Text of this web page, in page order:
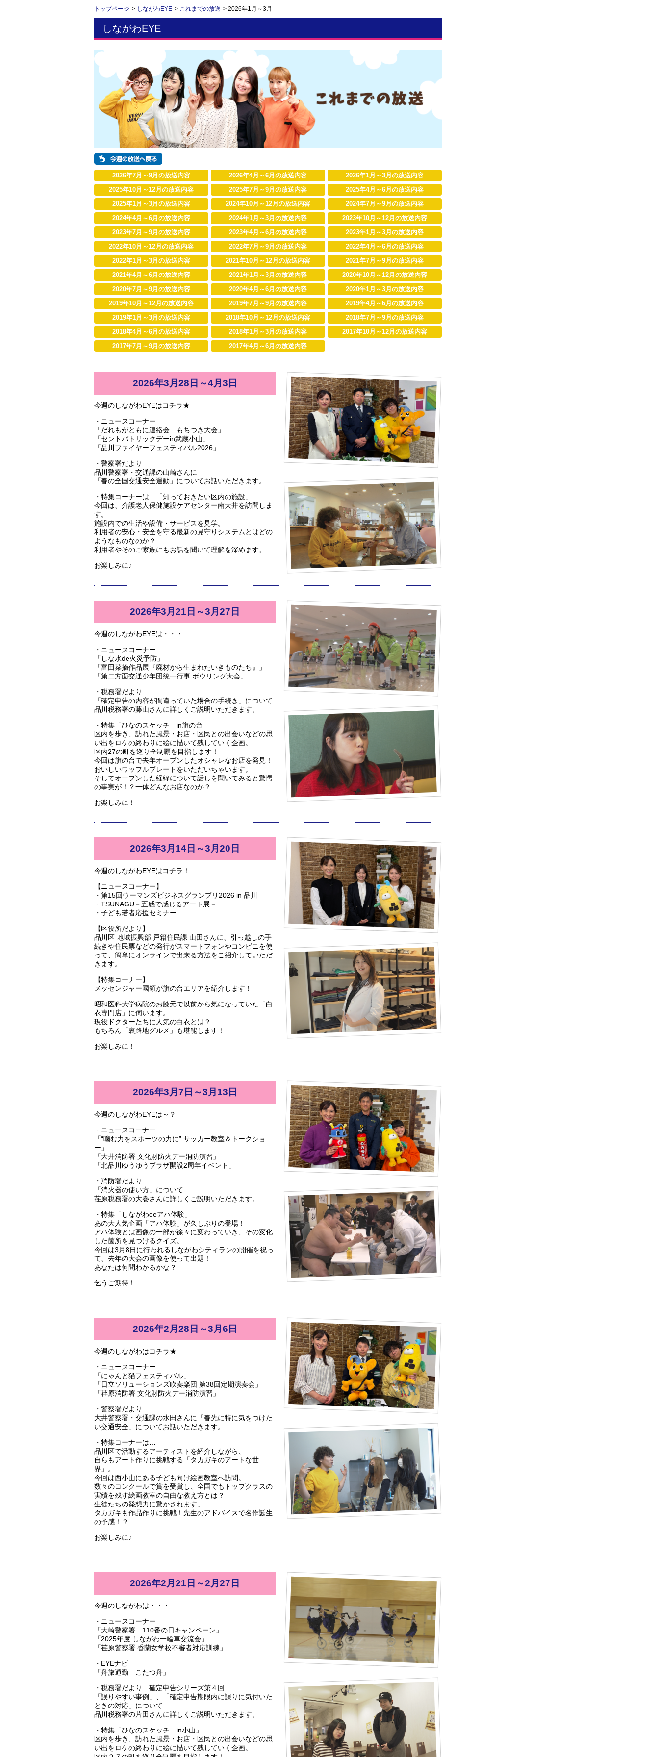
トップページ > しながわEYE > これまでの放送 > 2026年1月～3月
しながわEYE
2026年7月～9月の放送内容 2026年4月～6月の放送内容
2026年1月～3月の放送内容
2025年10月～12月の放送内容
2025年7月～9月の放送内容
2025年4月～6月の放送内容
2025年1月～3月の放送内容
2024年10月～12月の放送内容
2024年7月～9月の放送内容
2024年4月～6月の放送内容
2024年1月～3月の放送内容
2023年10月～12月の放送内容
2023年7月～9月の放送内容
2023年4月～6月の放送内容
2023年1月～3月の放送内容
2022年10月～12月の放送内容
2022年7月～9月の放送内容
2022年4月～6月の放送内容
2022年1月～3月の放送内容
2021年10月～12月の放送内容
2021年7月～9月の放送内容
2021年4月～6月の放送内容
2021年1月～3月の放送内容
2020年10月～12月の放送内容
2020年7月～9月の放送内容
2020年4月～6月の放送内容
2020年1月～3月の放送内容
2019年10月～12月の放送内容
2019年7月～9月の放送内容
2019年4月～6月の放送内容
2019年1月～3月の放送内容
2018年10月～12月の放送内容
2018年7月～9月の放送内容
2018年4月～6月の放送内容
2018年1月～3月の放送内容
2017年10月～12月の放送内容
2017年7月～9月の放送内容
2017年4月～6月の放送内容
2026年3月28日～4月3日
今週のしながわEYEはコチラ★
・ニュースコーナー
「だれもがともに連絡会 もちつき大会」
「セントパトリックデーin武蔵小山」
「品川ファイヤーフェスティバル2026」
・警察署だより
品川警察署・交通課の山崎さんに
「春の全国交通安全運動」についてお話いただきます。
・特集コーナーは…「知っておきたい区内の施設」
今回は、介護老人保健施設ケアセンター南大井を訪問しま
す。
施設内での生活や設備・サービスを見学。
利用者の安心・安全を守る最新の見守りシステムとはどの
ようなものなのか？
利用者やそのご家族にもお話を聞いて理解を深めます。
お楽しみに♪
2026年3月21日～3月27日
今週のしながわEYEは・・・
・ニュースコーナー
「しな水de火災予防」
「富田菜摘作品展『廃材から生まれたいきものたち』」
「第二方面交通少年団統一行事 ボウリング大会」
・税務署だより
「確定申告の内容が間違っていた場合の手続き」について
品川税務署の藤山さんに詳しくご説明いただきます。
・特集「ひなのスケッチ in旗の台」
区内を歩き、訪れた風景・お店・区民との出会いなどの思
い出をロケの終わりに絵に描いて残していく企画。
区内27の町を巡り全制覇を目指します！
今回は旗の台で去年オープンしたオシャレなお店を発見！
おいしいワッフルプレートをいただいちゃいます。
そしてオープンした経緯について話しを聞いてみると驚愕
の事実が！？一体どんなお店なのか？
お楽しみに！
2026年3月14日～3月20日
今週のしながわEYEはコチラ！
【ニュースコーナー】
・第15回ウーマンズビジネスグランプリ2026 in 品川
・TSUNAGU－五感で感じるアート展－
・子ども若者応援セミナー
【区役所だより】
品川区 地域振興部 戸籍住民課 山田さんに、引っ越しの手
続きや住民票などの発行がスマートフォンやコンビニを使
って、簡単にオンラインで出来る方法をご紹介していただ
きます。
【特集コーナー】
メッセンジャー國領が旗の台エリアを紹介します！
昭和医科大学病院のお膝元で以前から気になっていた「白
衣専門店」に伺います。
現役ドクターたちに人気の白衣とは？
もちろん「裏路地グルメ」も堪能します！
お楽しみに！
2026年3月7日～3月13日
今週のしながわEYEは～？
・ニュースコーナー
「“噛む力をスポーツの力に” サッカー教室＆トークショ
ー」
「大井消防署 文化財防火デー消防演習」
「北品川ゆうゆうプラザ開設2周年イベント」
・消防署だより
「消火器の使い方」について
荏原税務署の大巻さんに詳しくご説明いただきます。
・特集「しながわdeアハ体験」
あの大人気企画「アハ体験」が久しぶりの登場！
アハ体験とは画像の一部が徐々に変わっていき、その変化
した箇所を見つけるクイズ。
今回は3月8日に行われるしながわシティランの開催を祝っ
て、去年の大会の画像を使って出題！
あなたは何問わかるかな？
乞うご期待！
2026年2月28日～3月6日
今週のしながわはコチラ★
・ニュースコーナー
「にゃんと猫フェスティバル」
「日立ソリューションズ吹奏楽団 第38回定期演奏会」
「荏原消防署 文化財防火デー消防演習」
・警察署だより
大井警察署・交通課の水田さんに「春先に特に気をつけた
い交通安全」についてお話いただきます。
・特集コーナーは…
品川区で活動するアーティストを紹介しながら、
自らもアート作りに挑戦する「タカガキのアートな世
界」。
今回は西小山にある子ども向け絵画教室へ訪問。
数々のコンクールで賞を受賞し、全国でもトップクラスの
実績を残す絵画教室の自由な教え方とは？
生徒たちの発想力に驚かされます。
タカガキも作品作りに挑戦！先生のアドバイスで名作誕生
の予感！？
お楽しみに♪
2026年2月21日～2月27日
今週のしながわは・・・
・ニュースコーナー
「大崎警察署 110番の日キャンペーン」
「2025年度 しながわ一輪車交流会」
「荏原警察署 香蘭女学校不審者対応訓練」
・EYEナビ
「舟旅通勤 こたつ舟」
・税務署だより 確定申告シリーズ第４回
「誤りやすい事例」、「確定申告期限内に誤りに気付いた
ときの対応」について
品川税務署の片田さんに詳しくご説明いただきます。
・特集「ひなのスケッチ in小山」
区内を歩き、訪れた風景・お店・区民との出会いなどの思
い出をロケの終わりに絵に描いて残していく企画。